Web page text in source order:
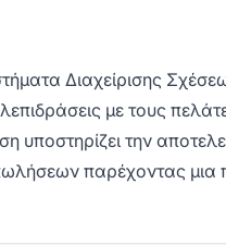
Διαχείρισης
με τους
υποστηρίζει την
πωλήσεων παρέχοντας